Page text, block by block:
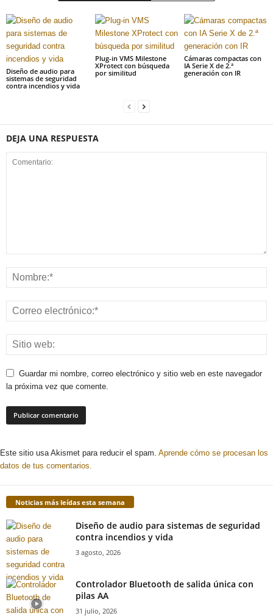
Diseño de audio para
sistemas de seguridad
contra incendios y vida
Plug-in VMS Milestone
XProtect con búsqueda
por similitud
Cámaras compactas con
IA Serie X de 2.ª
generación con IR
DEJA UNA RESPUESTA
Guardar mi nombre, correo electrónico y sitio web en este navegador
la próxima vez que comente.
Este sitio usa Akismet para reducir el spam. Aprende cómo se procesan los
datos de tus comentarios.
Noticias más leídas esta semana
Diseño de audio para sistemas de seguridad
contra incendios y vida
3 agosto, 2026
Controlador Bluetooth de salida única con
pilas AA
31 julio, 2026